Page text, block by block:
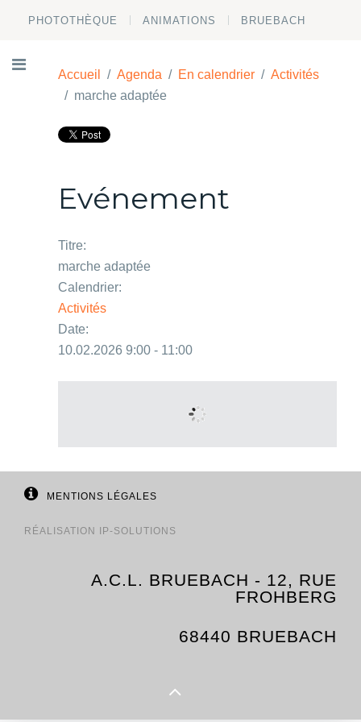
PHOTOTHÈQUE ANIMATIONS BRUEBACH
Accueil Agenda En calendrier
Activités
marche adaptée
Evénement
Titre:
marche adaptée
Calendrier:
Activités
Date:
10.02.2026 9:00 - 11:00
MENTIONS LÉGALES
RÉALISATION IP-SOLUTIONS
A.C.L. BRUEBACH - 12, RUE
FROHBERG
68440 BRUEBACH